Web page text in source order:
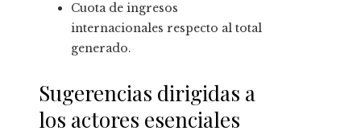
Cuota de ingresos
internacionales respecto al total
generado.
Sugerencias dirigidas a
los actores esenciales